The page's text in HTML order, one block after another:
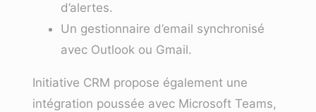
d’alertes.
Un gestionnaire d’email synchronisé
avec Outlook ou Gmail.
Initiative CRM propose également une
intégration poussée avec Microsoft Teams,